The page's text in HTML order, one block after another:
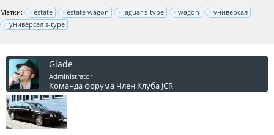
Метки: estate estate wagon jaguar s-type wagon
универсал
универсал s-type
Glade
Administrator
Команда форума Член Клуба JCR